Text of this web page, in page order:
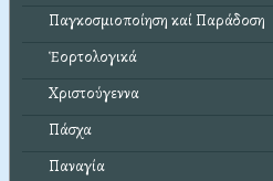
Παγκοσμιοποίηση καί Παράδοση
Ἑορτολογικά
Χριστούγεννα
Πάσχα
Παναγία